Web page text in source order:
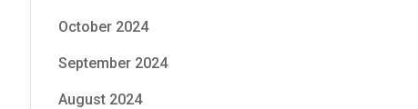
October 2024
September 2024
August 2024